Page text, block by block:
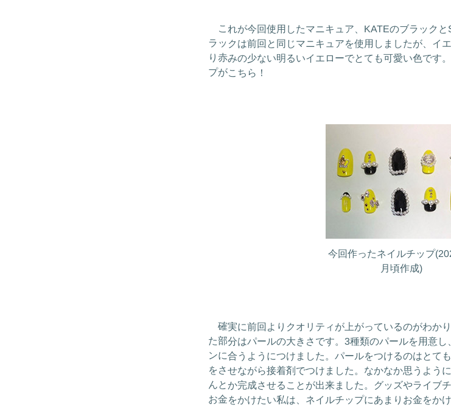
これが今回使用したマニキュア、KATEのブラック
ラックは前回と同じマニキュアを使用しましたが、イ
り赤みの少ない明るいイエローでとても可愛い色です
プがこちら！
今回作ったネイルチップ
月頃作成)
確実に前回よりクオリティが上がっているのがわ
た部分はパールの大きさです。3種類のパールを用意
ンに合うようにつけました。パールをつけるのはとて
をさせながら接着剤でつけました。なかなか思うよう
んとか完成させることが出来ました。グッズやライブ
お金をかけたい私は、ネイルチップにあまりお金をか